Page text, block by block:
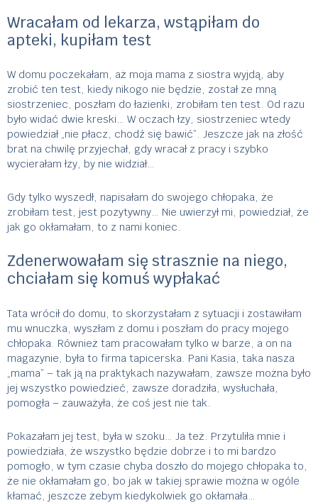
Wracałam od lekarza, wstąpiłam do
apteki, kupiłam test
W domu poczekałam, aż moja mama z siostra wyjdą, aby
zrobić ten test, kiedy nikogo nie będzie, został ze mną
siostrzeniec, poszłam do łazienki, zrobiłam ten test. Od razu
było widać dwie kreski… W oczach łzy, siostrzeniec wtedy
powiedział „nie płacz, chodź się bawić”. Jeszcze jak na złość
brat na chwilę przyjechał, gdy wracał z pracy i szybko
wycierałam łzy, by nie widział…
Gdy tylko wyszedł, napisałam do swojego chłopaka, że
zrobiłam test, jest pozytywny… Nie uwierzył mi, powiedział, że
jak go okłamałam, to z nami koniec.
Zdenerwowałam się strasznie na niego,
chciałam się komuś wypłakać
Tata wrócił do domu, to skorzystałam z sytuacji i zostawiłam
mu wnuczka, wyszłam z domu i poszłam do pracy mojego
chłopaka. Również tam pracowałam tylko w barze, a on na
magazynie, była to firma tapicerska. Pani Kasia, taka nasza
„mama” – tak ją na praktykach nazywałam, zawsze można było
jej wszystko powiedzieć, zawsze doradziła, wysłuchała,
pomogła – zauważyła, że coś jest nie tak.
Pokazałam jej test, była w szoku… Ja też. Przytuliła mnie i
powiedziała, że wszystko będzie dobrze i to mi bardzo
pomogło, w tym czasie chyba doszło do mojego chłopaka to,
że nie okłamałam go, bo jak w takiej sprawie można w ogóle
kłamać, jeszcze żebym kiedykolwiek go okłamała…